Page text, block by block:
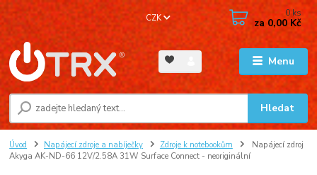
Menu
CZK
Hledat
0ks
za0,00 Kč
Úvod Napájecí zdroje a nabíječky Zdroje k notebookům
Napájecí zdroj
Akyga AK-ND-66 12V/2.58A 31W Surface Connect - neoriginální